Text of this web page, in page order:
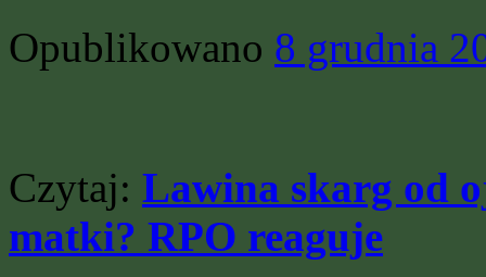
Opublikowano 8 grudnia
Czytaj: Lawina skarg od
matki? RPO reaguje